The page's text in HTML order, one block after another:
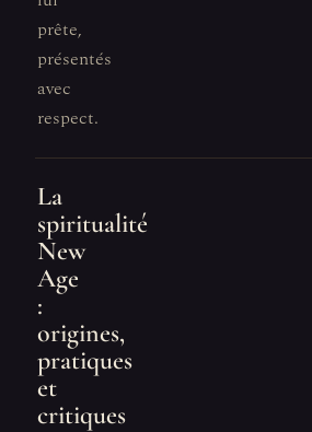
prête,
présentés
avec
respect.
La
spiritualité
New
Age
:
origines,
pratiques
et
critiques